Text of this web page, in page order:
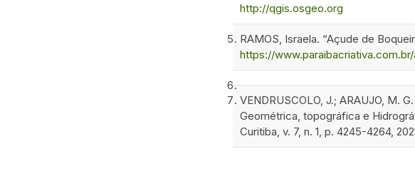
http://qgis.osgeo.org
RAMOS, Israela. “Açude de
https://
VENDRUSCOLO, J.; ARAUJO, M.
Geométrica, topográfica e
Curitiba, v. 7, n. 1, p. 4245-4264,